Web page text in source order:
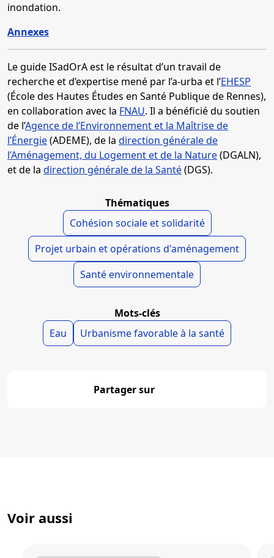
inondation.
Annexes
Le guide ISadOrA est le résultat d’un travail de
recherche et d’expertise mené par l’a-urba et l’EHESP
(École des Hautes Études en Santé Publique de Rennes),
en collaboration avec la FNAU. Il a bénéficié du soutien
de l’Agence de l’Environnement et la Maîtrise de
l’Énergie(ADEME), de la direction générale de
l’Aménagement, du Logement et de la Nature(DGALN),
et de la direction générale de la Santé(DGS).
Thématiques
Cohésion sociale et solidarité
Projet urbain et opérations d'aménagement
Santé environnementale
Mots-clés
Eau
Urbanisme favorable à la santé
Partager sur
Voir aussi